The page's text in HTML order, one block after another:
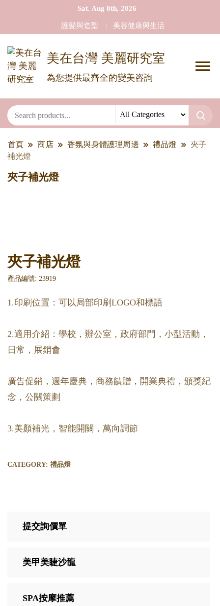
Sat. Aug 8th, 2026
護髮與造型 美容健康與生活
美在台灣 美麗研究室
為您提供最齊全的變美咨詢
首頁 商店 香氛與身體護理周邊 禮品燈
夾子
補光燈
夾子補光燈
夾子補光燈
產品編號: 23919
1.印刷位置：可以局部印刷LOGO和標語
2.適用介紹：學校，辦公室，政府部門，小型活動，
日常，展銷會
廣告促銷，週年慶典，商務饋贈，開業典禮，頒獎紀
念，公關策劃
3.美顏補光，智能開關，萬向調節
CATEGORY: 禮品燈
提交詢價單
美甲美睫沙龍
SPA按摩推薦